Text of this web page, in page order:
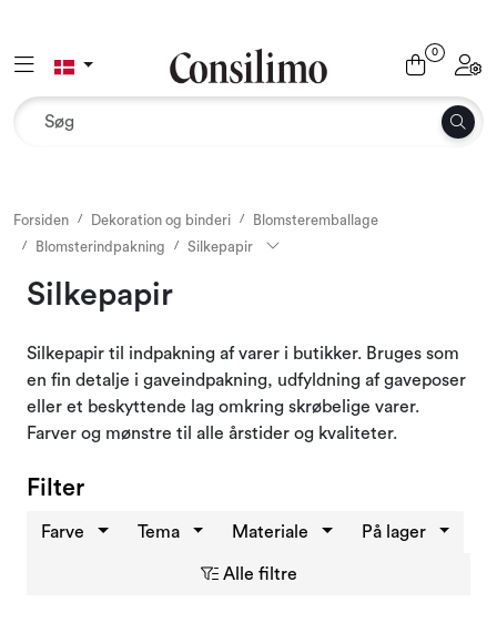
Toggle navigation
0
Forsiden Dekoration og binderi
Blomsteremballage
Blomsterindpakning
Silkepapir
Silkepapir
Silkepapir til indpakning af varer i butikker. Bruges som
en fin detalje i gaveindpakning, udfyldning af gaveposer
eller et beskyttende lag omkring skrøbelige varer.
Farver og mønstre til alle årstider og kvaliteter.
Filter
Farve Tema Materiale På lager
Alle filtre
Udemiljø
Tilbehør